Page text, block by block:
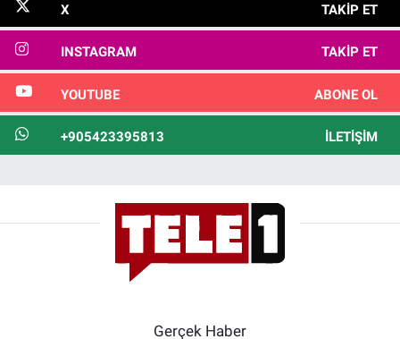
X TAKIP ET
INSTAGRAM TAKIP ET
YOUTUBE ABONE OL
+905423395813 İLETIŞIM
Gerçek Haber